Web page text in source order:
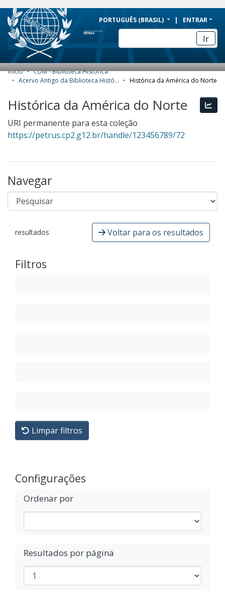
BRAZIL
Simplifique!
Comunica BR
Participe
Acesso à informação
Canais
PORTUGUÊS (BRASIL) ENTRAR
Ir
COMUNIDADES E COLEÇÕES
NAVEGAR
ESTATÍSTICAS
SOBRE
Início
CDM - Biblioteca Histórica
Acervo Antigo da Biblioteca Histórica
Histórica da América do Norte
Histórica da América do Norte
URI permanente para esta coleção
https://petrus.cp2.g12.br/handle/123456789/72
Navegar
resultados Voltar para os resultados
Filtros
Limpar filtros
Configurações
Ordenar por
Resultados por página